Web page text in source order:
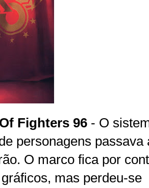
Fighters 96 - O
personagens passava
O marco fica por
mas perdeu-se